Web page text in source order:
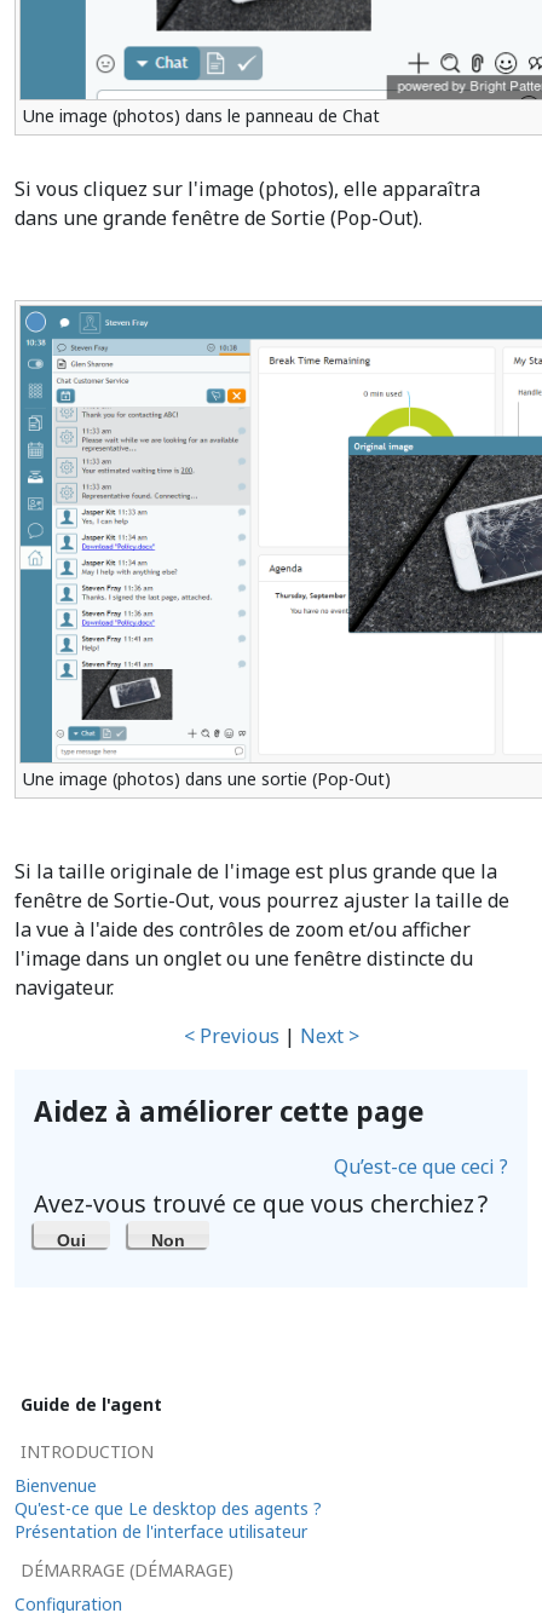
Une image (photos) dans le panneau de Chat
Si vous cliquez sur l'image (photos), elle apparaîtra
dans une grande fenêtre de Sortie (Pop-Out).
Une image (photos) dans une sortie (Pop-Out)
Si la taille originale de l'image est plus grande que la
fenêtre de Sortie-Out, vous pourrez ajuster la taille de
la vue à l'aide des contrôles de zoom et/ou afficher
l'image dans un onglet ou une fenêtre distincte du
navigateur.
< Previous | Next >
Aidez à améliorer cette page
Qu’est-ce que ceci ?
Avez-vous trouvé ce que vous cherchiez ?
Oui Non
Guide de l'agent
INTRODUCTION
Bienvenue
Qu'est-ce que Le desktop des agents ?
Présentation de l'interface utilisateur
DÉMARRAGE (DÉMARAGE)
Configuration